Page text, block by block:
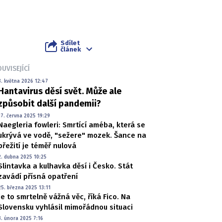
Sdílet
článek
května 2026 12:47
děsí svět. Může ale
další pandemii?
června 2025 19:29
fowleri: Smrtící améba, která se
ve vodě, "sežere" mozek. Šance na
je téměř nulová
dubna 2025 10:25
a kulhavka děsí i Česko. Stát
přísná opatření
března 2025 13:11
to smrtelně vážná věc, říká Fico. Na
vyhlásil mimořádnou situaci
února 2025 7:16